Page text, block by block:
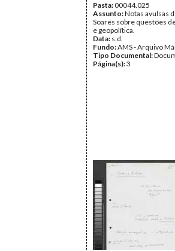
Pasta:00044.025
Assunto:Notas avulsas
Soares sobre questões
e geopolítica.
Data: s.d.
Fundo:AMS - Arquivo
Tipo Documental:
Página(s):3